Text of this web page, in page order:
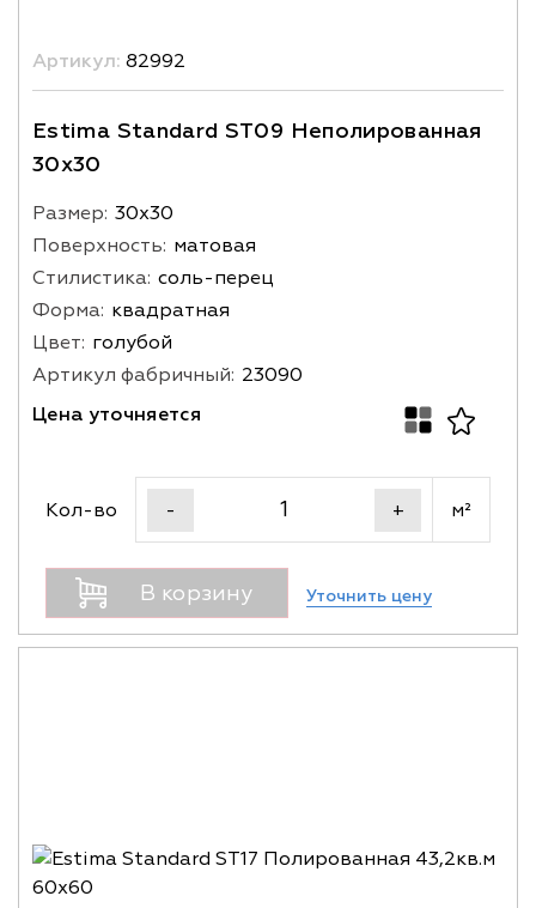
Артикул: 82992
Estima Standard ST09 Неполированная
30x30
Размер: 30х30
Поверхность: матовая
Стилистика: соль-перец
Форма: квадратная
Цвет: голубой
Артикул фабричный: 23090
Цена уточняется
Кол-во - + м²
В корзину Уточнить цену